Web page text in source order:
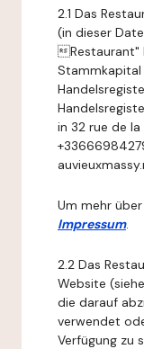
2.1 Das
(in dieser
Restaurant"
Stammkapital
in 32 rue de
Um mehr
Impressum.
2.2 Das
Website
die darauf
verwendet
Verfügung zu